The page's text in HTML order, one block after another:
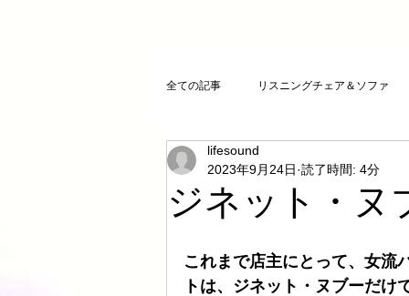
全ての記事 リスニングチェア＆ソファ
クリスタルチューニング
ジネット・ヌ
lifesound
2023年9月24日 読了時間: 4分
これまで店主にとって、女流
トは、ジネット・ヌブーだけ